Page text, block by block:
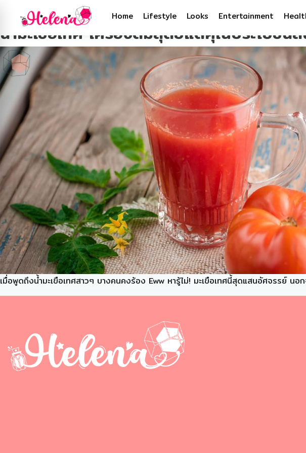
Home Lifestyle Looks Entertainment
Tag:มะเขือเทศ
น้ำมะเขือเทศ เครื่องดื่มสุดยี๊แต่คุณประโยชน์
เมื่อพูดถึงน้ำมะเขือเทศสาวๆ บางคนคงร้อง Eww หารู้ไม่! มะเขือเทศนี้สุดแสนอัศจรรย์